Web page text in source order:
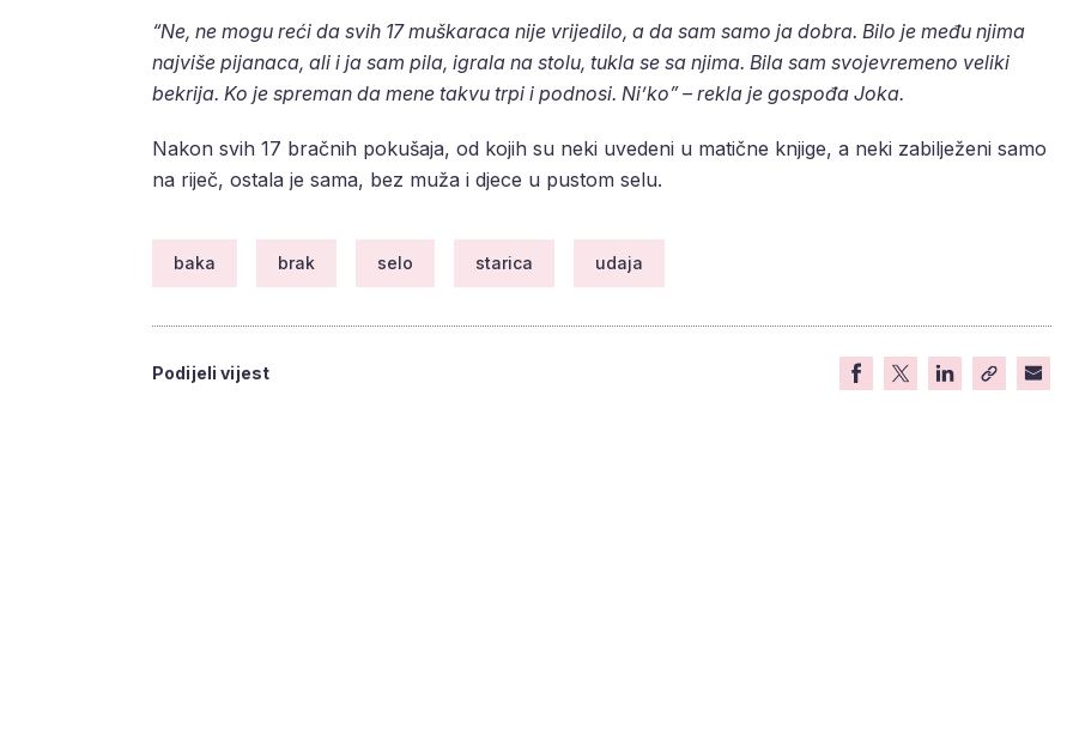
“Ne, ne mogu reći da svih 17 muškaraca nije vrijedilo, a da sam samo ja dobra. Bilo je među njima
najviše pijanaca, ali i ja sam pila, igrala na stolu, tukla se sa njima. Bila sam svojevremeno veliki
bekrija. Ko je spreman da mene takvu trpi i podnosi. Ni’ko” – rekla je gospođa Joka.
Nakon svih 17 bračnih pokušaja, od kojih su neki uvedeni u matične knjige, a neki zabilježeni samo
na riječ, ostala je sama, bez muža i djece u pustom selu.
baka brak selo starica udaja
Podijeli vijest